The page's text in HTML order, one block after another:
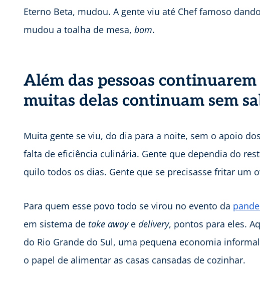
Eterno Beta, mudou. A gente viu até Chef famoso
mudou a toalha de mesa, bom.
Além das pessoas
muitas delas continuam sem
Muita gente se viu, do dia para a noite, sem o apoio
falta de eficiência culinária. Gente que dependia do
quilo todos os dias. Gente que se precisasse fritar um
Para quem esse povo todo se virou no evento da
em sistema de take awaye delivery, pontos para eles.
do Rio Grande do Sul, uma pequena economia
o papel de alimentar as casas cansadas de cozinhar.